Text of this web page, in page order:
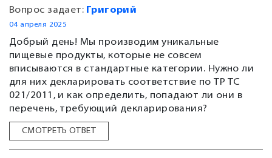
Вопрос задает: Григорий
04 апреля 2025
Добрый день! Мы производим уникальные
пищевые продукты, которые не совсем
вписываются в стандартные категории. Нужно ли
для них декларировать соответствие по ТР ТС
021/2011, и как определить, попадают ли они в
перечень, требующий декларирования?
СМОТРЕТЬ ОТВЕТ